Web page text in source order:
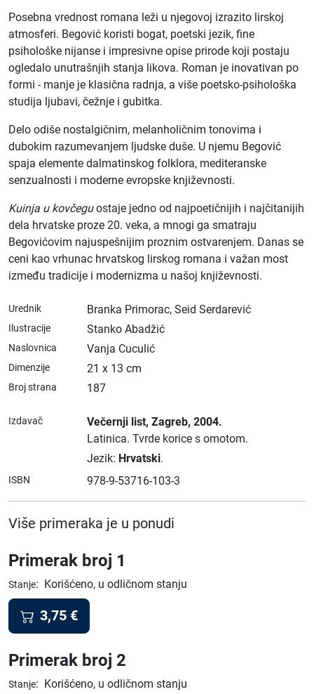
Posebna vrednost romana leži u njegovoj izrazito lirskoj
atmosferi. Begović koristi bogat, poetski jezik, fine
psihološke nijanse i impresivne opise prirode koji postaju
ogledalo unutrašnjih stanja likova. Roman je inovativan po
formi - manje je klasična radnja, a više poetsko-psihološka
studija ljubavi, čežnje i gubitka.
Delo odiše nostalgičnim, melanholičnim tonovima i
dubokim razumevanjem ljudske duše. U njemu Begović
spaja elemente dalmatinskog folklora, mediteranske
senzualnosti i moderne evropske književnosti.
Kuinja u kovčeguostaje jedno od najpoetičnijih i najčitanijih
dela hrvatske proze 20. veka, a mnogi ga smatraju
Begovićovim najuspešnijim proznim ostvarenjem. Danas se
ceni kao vrhunac hrvatskog lirskog romana i važan most
između tradicije i modernizma u našoj književnosti.
Urednik Branka Primorac, Seid Serdarević
Ilustracije Stanko Abadžić
Naslovnica Vanja Cuculić
Dimenzije 21 x 13 cm
Broj strana 187
Izdavač Večernji list, Zagreb, 2004.
Latinica. Tvrde korice s omotom.
Jezik: Hrvatski.
ISBN 978-9-53716-103-3
Više primeraka je u ponudi
Primerak broj 1
Stanje: Korišćeno, u odličnom stanju
3,75 €
Primerak broj 2
Stanje: Korišćeno, u odličnom stanju